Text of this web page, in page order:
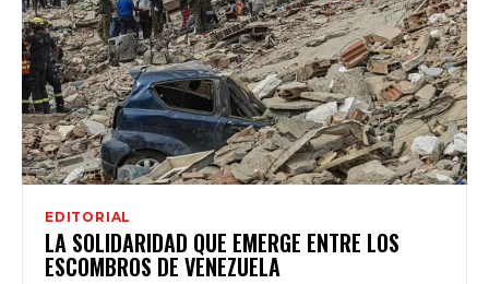
EDITORIAL
LA SOLIDARIDAD QUE EMERGE ENTRE LOS
ESCOMBROS DE VENEZUELA